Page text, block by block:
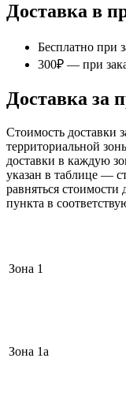
Доставка в
Бесплатно при
300₽ — при
Доставка
Стоимость доставки
территориальной
доставки в каждую
указан в таблице —
равняться
пункта в
Зона 1
Зона 1а